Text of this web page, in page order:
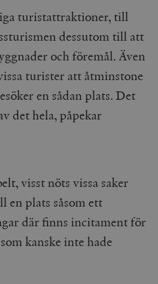
turistattraktioner, till
dessutom till att
och föremål. Även
turister att åtminstone
en sådan plats. Det
det hela, påpekar
visst nöts vissa saker
en plats såsom ett
där finns incitament för
kanske inte hade